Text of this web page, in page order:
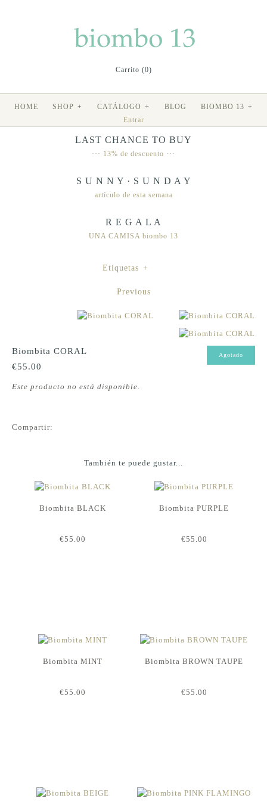
Carrito (0)
HOME SHOP + CATÁLOGO + BLOG BIOMBO 13 +
Entrar
LAST CHANCE TO BUY
··· 13% de descuento ···
S U N N Y · S U N D A Y
artículo de esta semana
R E G A L A
UNA CAMISA biombo 13
Etiquetas +
Previous
Agotado
Biombita CORAL
€55.00
Este producto no está disponible.
Compartir:
También te puede gustar...
Biombita BLACK
€55.00
VER PRODUCTO →
Biombita PURPLE
€55.00
VER PRODUCTO →
Biombita MINT
€55.00
Biombita BROWN TAUPE
€55.00